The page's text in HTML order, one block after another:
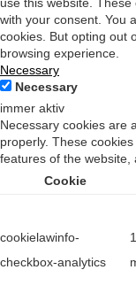
with your consent. You
cookies. But opting out
browsing experience.
Necessary
Necessary
immer aktiv
Necessary cookies are
properly. These
features of the website,
Cookie
cookielawinfo-
checkbox-analytics